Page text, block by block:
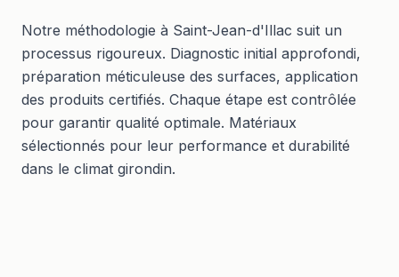
Notre méthodologie à Saint-Jean-d'Illac suit un
processus rigoureux. Diagnostic initial approfondi,
préparation méticuleuse des surfaces, application
des produits certifiés. Chaque étape est contrôlée
pour garantir qualité optimale. Matériaux
sélectionnés pour leur performance et durabilité
dans le climat girondin.